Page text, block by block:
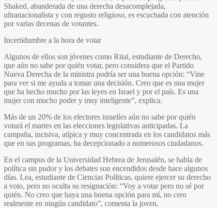
Shaked, abanderada de una derecha desacomplejada,
ultranacionalista y con regusto religioso, es escuchada con atención
por varias decenas de votantes.
Incertidumbre a la hora de votar
Algunos de ellos son jóvenes como Rital, estudiante de Derecho,
que aún no sabe por quién votar, pero considera que el Partido
Nueva Derecha de la ministra podría ser una buena opción: “Vine
para ver si me ayuda a tomar una decisión. Creo que es una mujer
que ha hecho mucho por las leyes en Israel y por el país. Es una
mujer con mucho poder y muy inteligente”, explica.
Más de un 20% de los electores israelíes aún no sabe por quién
votará el martes en las elecciones legislativas anticipadas. La
campaña, incisiva, atípica y muy concentrada en los candidatos más
que en sus programas, ha decepcionado a numerosos ciudadanos.
En el campus de la Universidad Hebrea de Jerusalén, se habla de
política sin pudor y los debates son encendidos desde hace algunos
días. Lea, estudiante de Ciencias Políticas, quiere ejercer su derecho
a voto, pero no oculta su resignación: “Voy a votar pero no sé por
quién. No creo que haya una buena opción para mí, no creo
realmente en ningún candidato”, comenta la joven.